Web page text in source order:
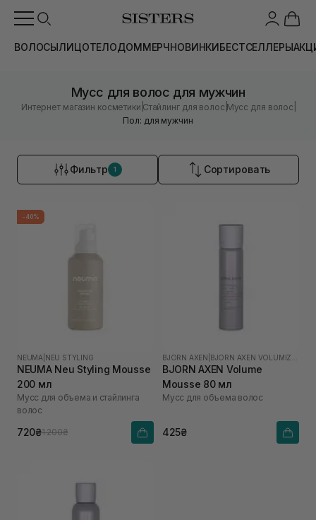
ВОЛОСЫЛИЦОТЕЛОДОММЕРЧНОВИНКИБЕСТСЕЛЛЕРЫ
Мусс для волос для мужчин
Интернет магазин косметики |Стайлинг для волос |Мусс для волос
Пол: для мужчин
Фильтр 1 Сортировать
-40%
NEUMA NEU STYLING
NEUMA Neu Styling Mousse
200 мл
Мусс для объема и стайлинга
волос
720₴1 200₴
BJORN AXEN
BJORN AXEN Volume
Mousse 80 мл
Мусс для объема волос
425₴